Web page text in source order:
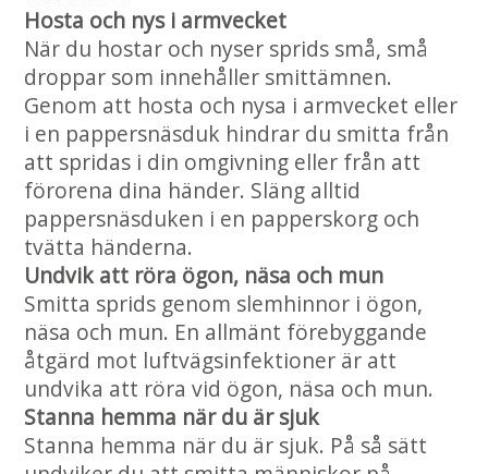
Hosta och nys i armvecket
När du hostar och nyser sprids små, små
droppar som innehåller smittämnen.
Genom att hosta och nysa i armvecket eller
i en pappersnäsduk hindrar du smitta från
att spridas i din omgivning eller från att
förorena dina händer. Släng alltid
pappersnäsduken i en papperskorg och
tvätta händerna.
Undvik att röra ögon, näsa och mun
Smitta sprids genom slemhinnor i ögon,
näsa och mun. En allmänt förebyggande
åtgärd mot luftvägsinfektioner är att
undvika att röra vid ögon, näsa och mun.
Stanna hemma när du är sjuk
Stanna hemma när du är sjuk. På så sätt